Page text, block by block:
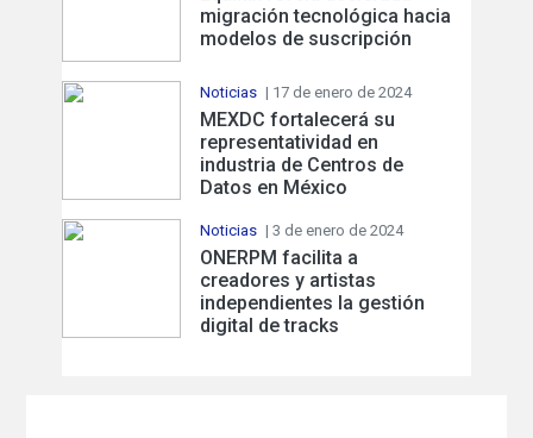
migración tecnológica hacia
modelos de suscripción
Noticias | 17 de enero de 2024
MEXDC fortalecerá su
representatividad en
industria de Centros de
Datos en México
Noticias | 3 de enero de 2024
ONERPM facilita a
creadores y artistas
independientes la gestión
digital de tracks